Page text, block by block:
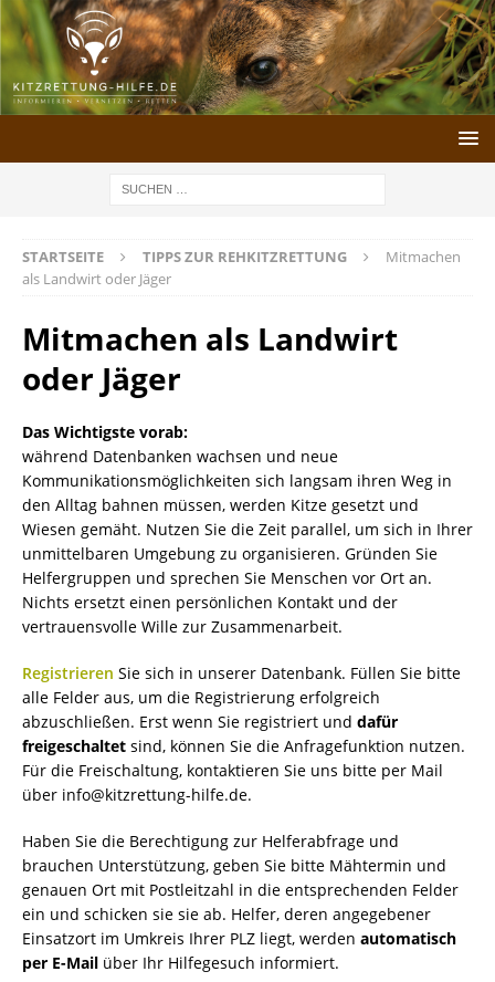
STARTSEITE TIPPS ZUR REHKITZRETTUNG
Mitmachen
als Landwirt oder Jäger
Mitmachen als Landwirt
oder Jäger
Das Wichtigste vorab:
während Datenbanken wachsen und neue
Kommunikationsmöglichkeiten sich langsam ihren Weg in
den Alltag bahnen müssen, werden Kitze gesetzt und
Wiesen gemäht. Nutzen Sie die Zeit parallel, um sich in Ihrer
unmittelbaren Umgebung zu organisieren. Gründen Sie
Helfergruppen und sprechen Sie Menschen vor Ort an.
Nichts ersetzt einen persönlichen Kontakt und der
vertrauensvolle Wille zur Zusammenarbeit.
Registrieren Sie sich in unserer Datenbank. Füllen Sie bitte
alle Felder aus, um die Registrierung erfolgreich
abzuschließen. Erst wenn Sie registriert und dafür
freigeschaltet sind, können Sie die Anfragefunktion nutzen.
Für die Freischaltung, kontaktieren Sie uns bitte per Mail
über info@kitzrettung-hilfe.de.
Haben Sie die Berechtigung zur Helferabfrage und
brauchen Unterstützung, geben Sie bitte Mähtermin und
genauen Ort mit Postleitzahl in die entsprechenden Felder
ein und schicken sie sie ab. Helfer, deren angegebener
Einsatzort im Umkreis Ihrer PLZ liegt, werden automatisch
per E-Mail über Ihr Hilfegesuch informiert.